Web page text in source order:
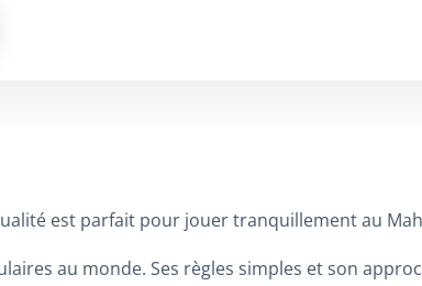
est parfait pour jouer tranquillement au
au monde. Ses règles simples et son